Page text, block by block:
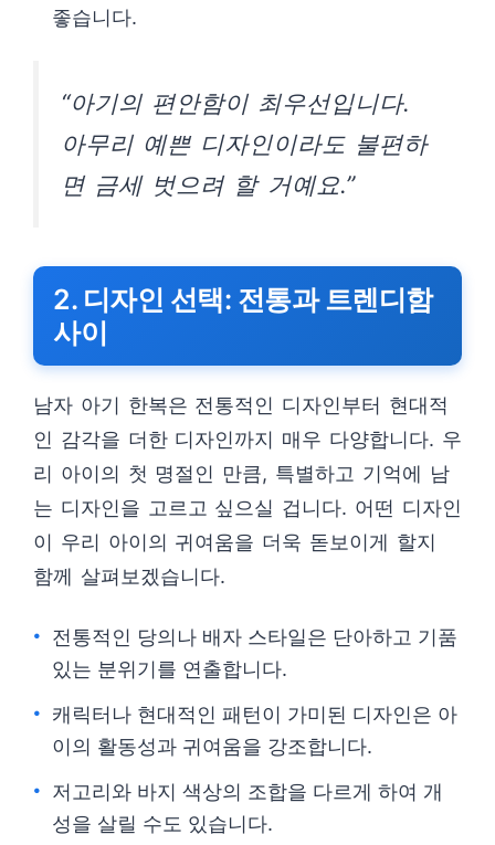
좋습니다.
“아기의 편안함이 최우선입니다.
아무리 예쁜 디자인이라도 불편하
면 금세 벗으려 할 거예요.”
2. 디자인 선택: 전통과 트렌디함
사이
남자 아기 한복은 전통적인 디자인부터 현대적
인 감각을 더한 디자인까지 매우 다양합니다. 우
리 아이의 첫 명절인 만큼, 특별하고 기억에 남
는 디자인을 고르고 싶으실 겁니다. 어떤 디자인
이 우리 아이의 귀여움을 더욱 돋보이게 할지
함께 살펴보겠습니다.
전통적인 당의나 배자 스타일은 단아하고 기품
있는 분위기를 연출합니다.
캐릭터나 현대적인 패턴이 가미된 디자인은 아
이의 활동성과 귀여움을 강조합니다.
저고리와 바지 색상의 조합을 다르게 하여 개
성을 살릴 수도 있습니다.